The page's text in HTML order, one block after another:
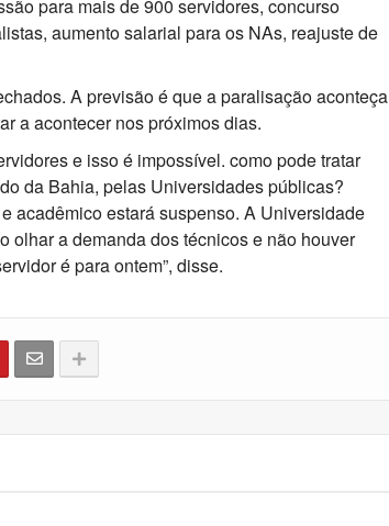
para mais de 900 servidores, concurso
aumento salarial para os NAs, reajuste de
A previsão é que a paralisação aconteça
a acontecer nos próximos dias.
e isso é impossível. como pode tratar
da Bahia, pelas Universidades públicas?
acadêmico estará suspenso. A Universidade
olhar a demanda dos técnicos e não houver
é para ontem”, disse.